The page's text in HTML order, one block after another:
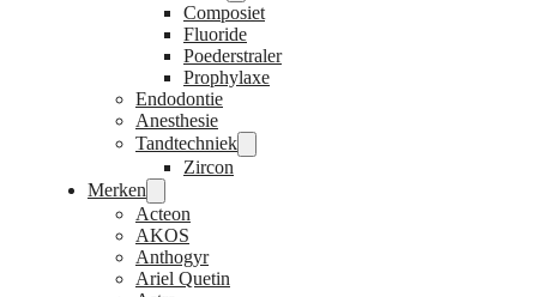
Composiet
Fluoride
Poederstraler
Prophylaxe
Endodontie
Anesthesie
Tandtechniek
Zircon
Merken
Acteon
AKOS
Anthogyr
Ariel Quetin